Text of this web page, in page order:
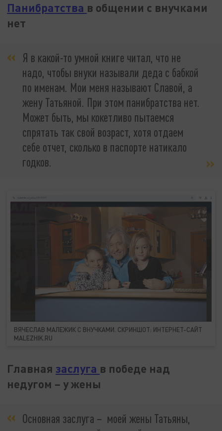
Панибратства в общении с внучками
нет
Я в какой-то умной книге читал, что не
надо, чтобы внуки называли деда с бабкой
по именам. Мои меня называют Славой, а
жену Татьяной. При этом панибратства нет.
Может быть, мы кокетливо пытаемся
спрятать так свой возраст, хотя отдаем
себе отчет, сколько в паспорте натикало
годков.
ВЯЧЕСЛАВ МАЛЕЖИК С ВНУЧКАМИ. СКРИНШОТ: ИНТЕРНЕТ-САЙТ
MALEZHIK.RU
Главная заслуга в победе над
недугом – у жены
Основная заслуга – моей жены Татьяны,